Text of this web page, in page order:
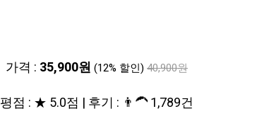
가격 : 35,900원 (12% 할인) 40,900원
평점 : ★ 5.0점 | 후기 : 👨‍🦱 1,789건